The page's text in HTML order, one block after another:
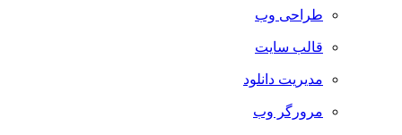
طراحی وب
قالب سایت
مدیریت دانلود
مرورگر وب